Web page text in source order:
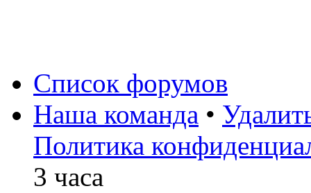
Список форумов
Наша команда •
Политика
3 часа